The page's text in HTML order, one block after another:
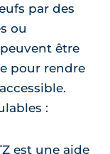
par des
ou
être
pour rendre
:
est une aide